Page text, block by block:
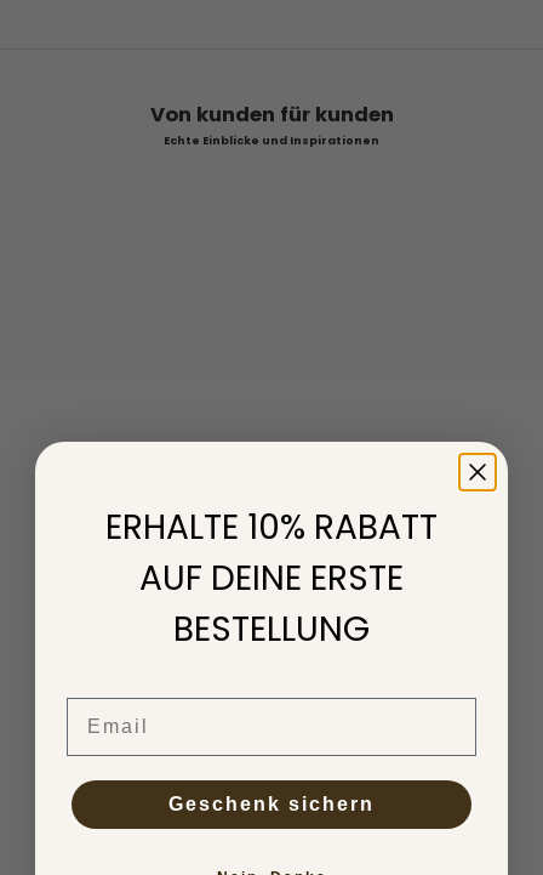
Von kunden für kunden
Echte Einblicke und Inspirationen
ERHALTE 10% RABATT
AUF DEINE ERSTE
BESTELLUNG
Geschenk sichern